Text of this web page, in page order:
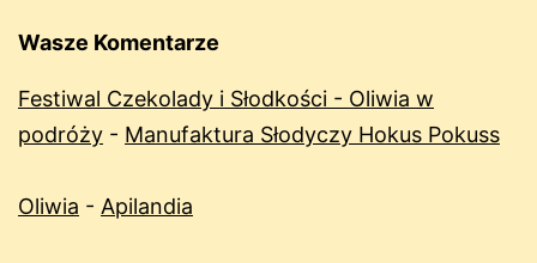
Wasze Komentarze
Festiwal Czekolady i Słodkości - Oliwia w
podróży - Manufaktura Słodyczy Hokus Pokuss
Oliwia - Apilandia